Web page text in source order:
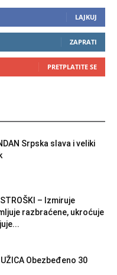
LAJKUJ
ZAPRATI
PRETPLATITE SE
Srpska slava i veliki
– Izmiruje
razbraćene, ukroćuje
UŽICA Obezbeđeno 30